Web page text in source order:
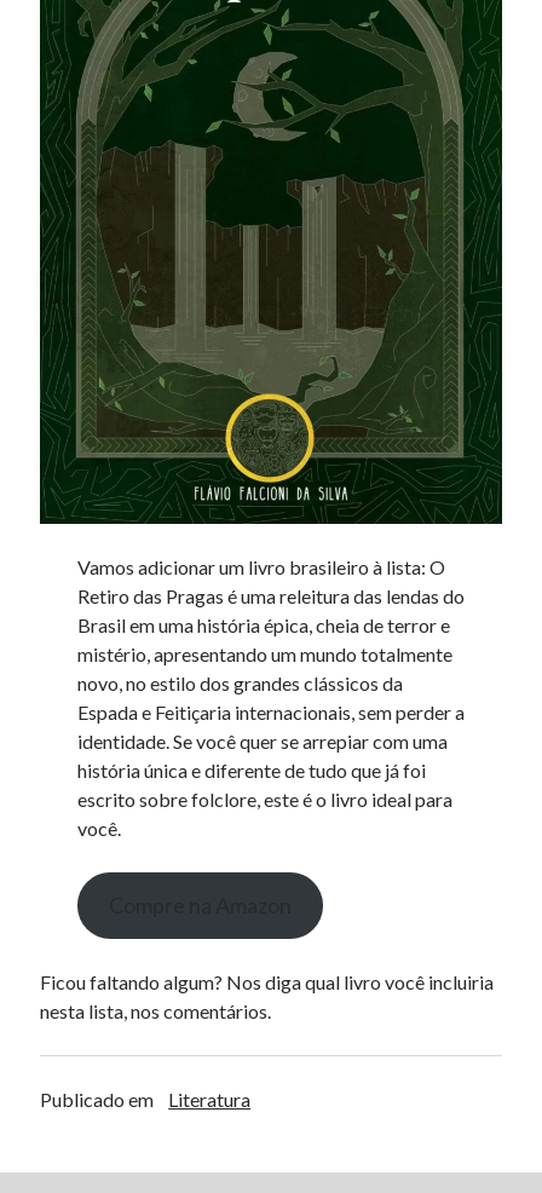
Vamos adicionar um livro brasileiro à lista: O
Retiro das Pragas é uma releitura das lendas do
Brasil em uma história épica, cheia de terror e
mistério, apresentando um mundo totalmente
novo, no estilo dos grandes clássicos da
Espada e Feitiçaria internacionais, sem perder a
identidade. Se você quer se arrepiar com uma
história única e diferente de tudo que já foi
escrito sobre folclore, este é o livro ideal para
você.
Ficou faltando algum? Nos diga qual livro você incluiria
nesta lista, nos comentários.
Publicado em Literatura